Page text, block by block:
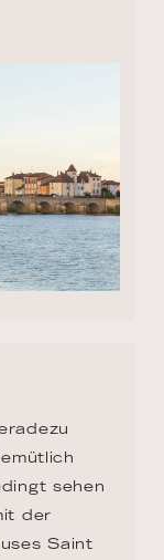
sehen
der
Saint